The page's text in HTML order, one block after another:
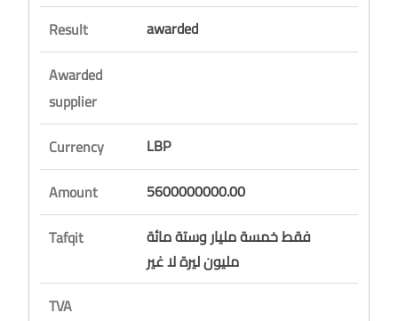
Result
awarded
Awarded
supplier
Currency
LBP
Amount
5600000000.00
Tafqit
فقط خمسة مليار وستة مائة
مليون ليرة لا غير
TVA